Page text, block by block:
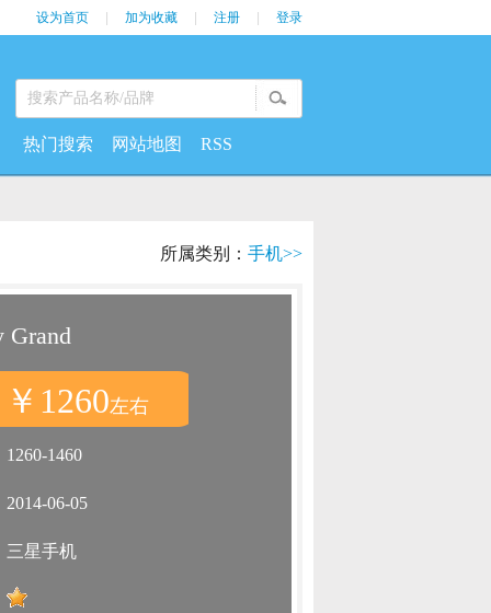
设为首页 加为收藏 注册 登录
热门搜索 网站地图 RSS
所属类别： 手机>>
Grand
￥1260左右
1260-1460
2014-06-05
三星手机